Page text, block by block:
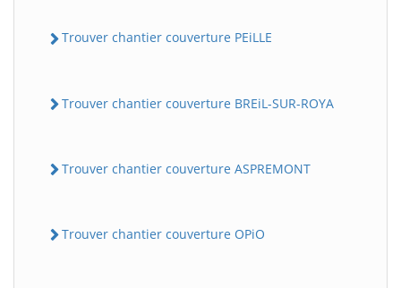
Trouver chantier couverture PEiLLE
Trouver chantier couverture BREiL-SUR-ROYA
Trouver chantier couverture ASPREMONT
Trouver chantier couverture OPiO